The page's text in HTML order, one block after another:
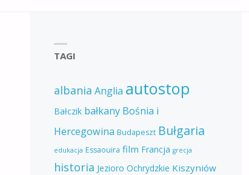
TAGI
albania Anglia autostop
Bałczik bałkany Bośnia i
Hercegowina Budapeszt Bułgaria
edukacja Essaouira film Francja grecja
historia Jezioro Ochrydzkie Kiszyniów